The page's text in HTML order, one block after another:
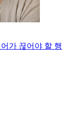
가 끊어야 할 행